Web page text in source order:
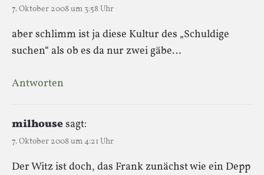
7. Oktober 2008 um 3:58 Uhr
aber schlimm ist ja diese Kultur des „Schuldige
suchen“ als ob es da nur zwei gäbe…
Antworten
milhousesagt:
7. Oktober 2008 um 4:21 Uhr
Der Witz ist doch, das Frank zunächst wie ein Depp